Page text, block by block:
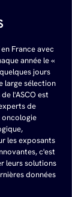
France avec
année le «
jours
large sélection
l'ASCO est
de
oncologie
les exposants
c'est
leurs solutions
données